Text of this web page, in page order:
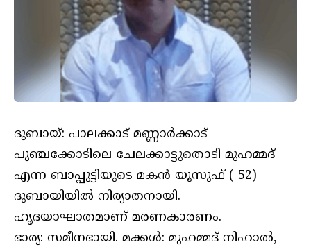
ദുബായ്: പാലക്കാട് മണ്ണാർക്കാട്
പുഞ്ചക്കോടിലെ ചേലക്കാട്ടുതൊടി മുഹമ്മദ്
എന്ന ബാപ്പുട്ടിയുടെ മകൻ യൂസുഫ് ( 52)
ദുബായിയിൽ നിര്യാതനായി.
ഹൃദയാഘാതമാണ് മരണകാരണം.
ഭാര്യ: സമീനഭായി. മക്കൾ: മുഹമ്മദ് നിഹാൽ,